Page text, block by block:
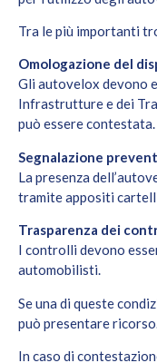
Tra le più importanti
Omologazione del
Gli autovelox devono
Infrastrutture e dei
può essere contestata.
Segnalazione
La presenza
tramite appositi
Trasparenza dei
I controlli devono
automobilisti.
Se una di queste
può presentare
In caso di